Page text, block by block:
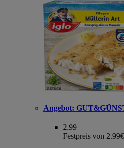
Angebot:
2.99
Festpreis von 2.99€